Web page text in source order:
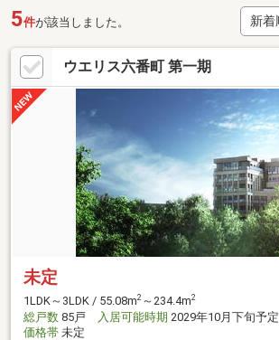
5件が該当しました。
ウエリス六番町 第一期
未定
1LDK～3LDK / 55.08m2 ～234.4m2
総戸数 85戸 入居可能時期 2029年10月下旬予定
価格帯 未定